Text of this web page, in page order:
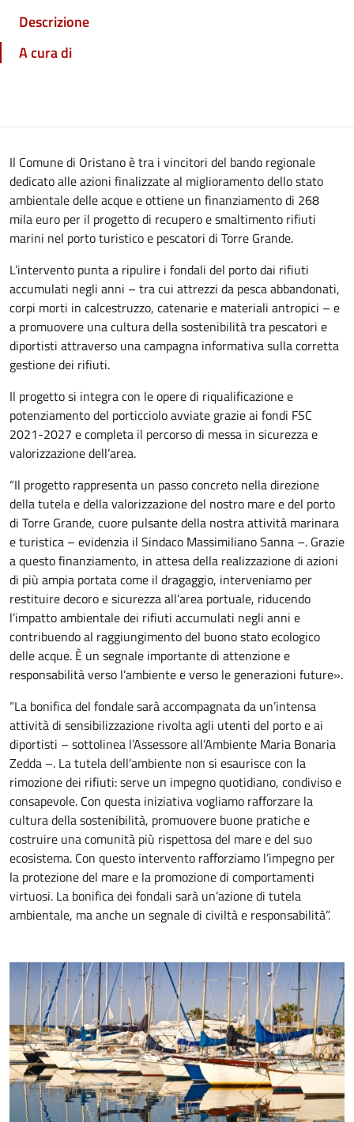
Descrizione
A cura di
Il Comune di Oristano è tra i vincitori del bando regionale
dedicato alle azioni finalizzate al miglioramento dello stato
ambientale delle acque e ottiene un finanziamento di 268
mila euro per il progetto di recupero e smaltimento rifiuti
marini nel porto turistico e pescatori di Torre Grande.
L’intervento punta a ripulire i fondali del porto dai rifiuti
accumulati negli anni – tra cui attrezzi da pesca abbandonati,
corpi morti in calcestruzzo, catenarie e materiali antropici – e
a promuovere una cultura della sostenibilità tra pescatori e
diportisti attraverso una campagna informativa sulla corretta
gestione dei rifiuti.
Il progetto si integra con le opere di riqualificazione e
potenziamento del porticciolo avviate grazie ai fondi FSC
2021-2027 e completa il percorso di messa in sicurezza e
valorizzazione dell’area.
“Il progetto rappresenta un passo concreto nella direzione
della tutela e della valorizzazione del nostro mare e del porto
di Torre Grande, cuore pulsante della nostra attività marinara
e turistica – evidenzia il Sindaco Massimiliano Sanna –. Grazie
a questo finanziamento, in attesa della realizzazione di azioni
di più ampia portata come il dragaggio, interveniamo per
restituire decoro e sicurezza all’area portuale, riducendo
l’impatto ambientale dei rifiuti accumulati negli anni e
contribuendo al raggiungimento del buono stato ecologico
delle acque. È un segnale importante di attenzione e
responsabilità verso l’ambiente e verso le generazioni future».
“La bonifica del fondale sarà accompagnata da un’intensa
attività di sensibilizzazione rivolta agli utenti del porto e ai
diportisti – sottolinea l’Assessore all’Ambiente Maria Bonaria
Zedda –. La tutela dell’ambiente non si esaurisce con la
rimozione dei rifiuti: serve un impegno quotidiano, condiviso e
consapevole. Con questa iniziativa vogliamo rafforzare la
cultura della sostenibilità, promuovere buone pratiche e
costruire una comunità più rispettosa del mare e del suo
ecosistema. Con questo intervento rafforziamo l’impegno per
la protezione del mare e la promozione di comportamenti
virtuosi. La bonifica dei fondali sarà un’azione di tutela
ambientale, ma anche un segnale di civiltà e responsabilità”.